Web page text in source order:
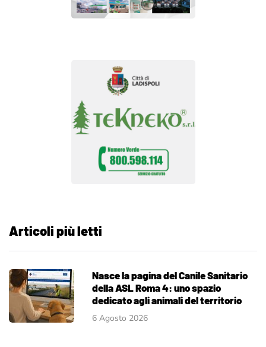
Articoli più letti
Nasce la pagina del Canile Sanitario
della ASL Roma 4: uno spazio
dedicato agli animali del territorio
6 Agosto 2026